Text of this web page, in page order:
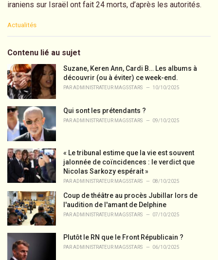
iraniens sur Israël ont fait 24 morts, d’après les autorités.
C
e
o
r
i
e
:
Actualités
Contenu lié au sujet
Suzane, Keren Ann, Cardi B… Les albums à
découvrir (ou à éviter) ce week-end.
PARADMINISTRATEUR MAG5STARS 10/10/2025
Qui sont les prétendants ?
PARADMINISTRATEUR MAG5STARS 09/10/2025
« Le tribunal estime que la vie est souvent
jalonnée de coïncidences : le verdict que
Nicolas Sarkozy espérait »
PARADMINISTRATEUR MAG5STARS 08/10/2025
Coup de théâtre au procès Jubillar lors de
l'audition de l'amant de Delphine
PARADMINISTRATEUR MAG5STARS 07/10/2025
Plutôt le RN que le Front Républicain ?
PARADMINISTRATEUR MAG5STARS 06/10/2025